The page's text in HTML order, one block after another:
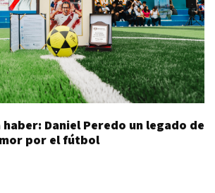
haber: Daniel Peredo un legado de
por el fútbol